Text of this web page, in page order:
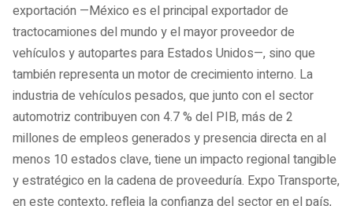
exportación —México es el principal exportador de
tractocamiones del mundo y el mayor proveedor de
vehículos y autopartes para Estados Unidos—, sino que
también representa un motor de crecimiento interno. La
industria de vehículos pesados, que junto con el sector
automotriz contribuyen con 4.7 % del PIB, más de 2
millones de empleos generados y presencia directa en al
menos 10 estados clave, tiene un impacto regional tangible
y estratégico en la cadena de proveeduría. Expo Transporte,
en este contexto, refleja la confianza del sector en el país,